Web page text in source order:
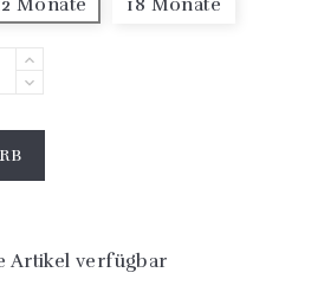
Artikel verfügbar